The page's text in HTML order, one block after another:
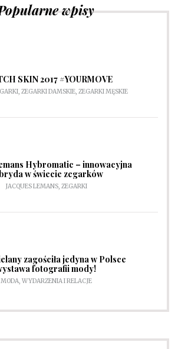
wpisy
SKIN 2017 #YOURMOVE
ZEGARKI DAMSKIE ZEGARKI MĘSKIE
Hybromatic – innowacyjna
w świecie zegarków
JACQUES LEMANS, ZEGARKI
zagościła jedyna w Polsce
fotografii mody!
MODA, WYDARZENIA I RELACJE